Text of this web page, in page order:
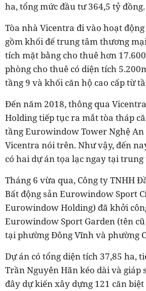
ha, tổng mức đầu tư 364,5 tỷ đồng.
Tòa nhà Vicentra đi vào hoạt
gồm khối đế trung tâm thương
tích mặt bằng cho thuê hơn
phòng cho thuê có diện tích
tầng 9 và khối căn hộ cao cấp từ
Đến năm 2018, thông qua
Holding tiếp tục ra mắt tòa tháp
tầng Eurowindow Tower Nghệ
Vicentra nói trên. Như vậy, đến
có hai dự án tọa lạc ngay tại trung
Tháng 6 vừa qua, Công ty TNHH
Bất động sản Eurowindow Sport
Eurowindow Holding) đã khởi
Eurowindow Sport Garden (tên
tại phường Đông Vĩnh và phường
Dự án có tổng diện tích 37,85 ha,
Trần Nguyên Hãn kéo dài và giáp
đây dự kiến xây dựng 121 căn